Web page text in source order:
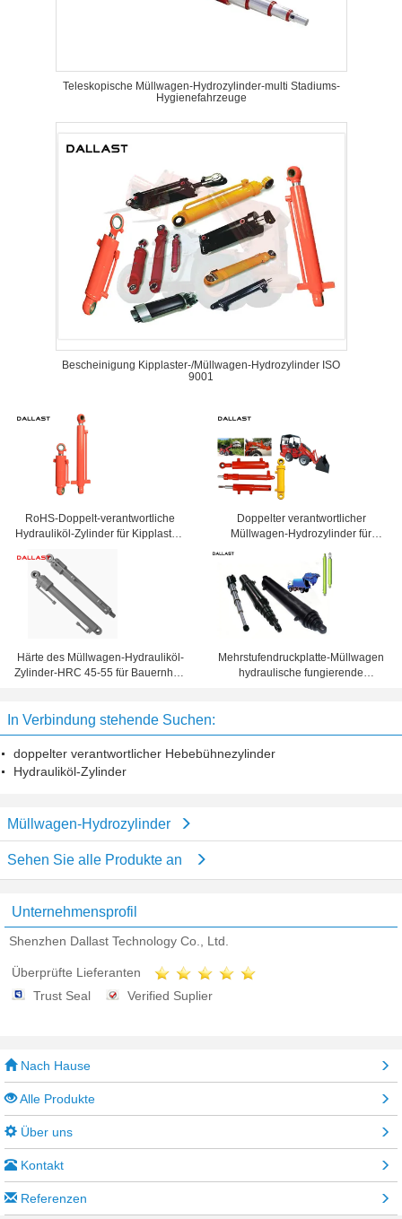
Teleskopische Müllwagen-Hydrozylinder-multi Stadiums-
Hygienefahrzeuge
Bescheinigung Kipplaster-/Müllwagen-Hydrozylinder ISO
9001
RoHS-Doppelt-verantwortliche
Hydrauliköl-Zylinder für Kipplaster-
Doppelter verantwortlicher
Müllwagen-Hydrozylinder für
Härte des Müllwagen-Hydrauliköl-
Zylinder-HRC 45-55 für Bauernhof-
Mehrstufendruckplatte-Müllwagen
hydraulische fungierende
In Verbindung stehende Suchen:
doppelter verantwortlicher Hebebühnezylinder
Hydrauliköl-Zylinder
Müllwagen-Hydrozylinder
Sehen Sie alle Produkte an
Unternehmensprofil
Shenzhen Dallast Technology Co., Ltd.
Überprüfte Lieferanten
Trust Seal
Verified Suplier
Nach Hause
Alle Produkte
Über uns
Kontakt
Referenzen